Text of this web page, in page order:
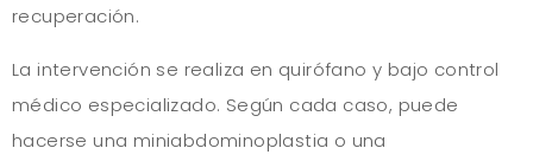
recuperación.
La intervención se realiza en quirófano y bajo control
médico especializado. Según cada caso, puede
hacerse una miniabdominoplastia o una